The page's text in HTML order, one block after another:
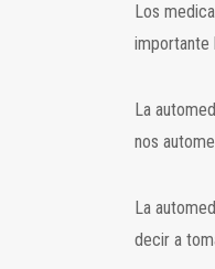
Los
importante
La
nos
La
decir a